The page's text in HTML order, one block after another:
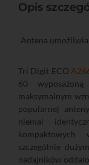
Opis
Antena
Tri Digit ECO
60
maksymalnym
popularnej anteny
niemal
kompaktowych
szczególnie
nadajników